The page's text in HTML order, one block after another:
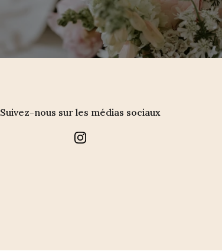
Suivez-nous sur les médias sociaux